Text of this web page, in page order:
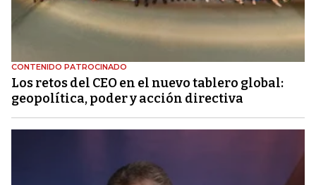
CONTENIDO PATROCINADO
Los retos del CEO en el nuevo tablero global:
geopolítica, poder y acción directiva